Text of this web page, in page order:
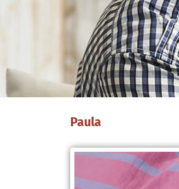
Paula